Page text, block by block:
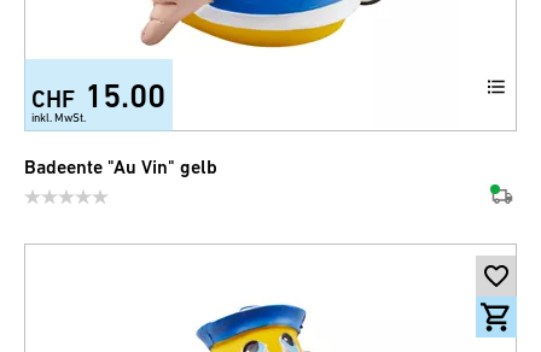
CHF 15.00
inkl. MwSt.
Badeente "Au Vin" gelb